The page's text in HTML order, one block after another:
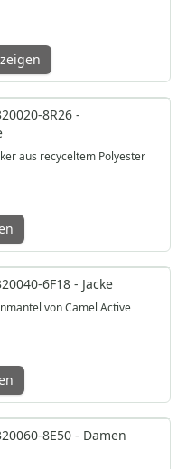
8R26 -
aus recyceltem Polyester
6F18 - Jacke
von Camel Active
8E50 - Damen